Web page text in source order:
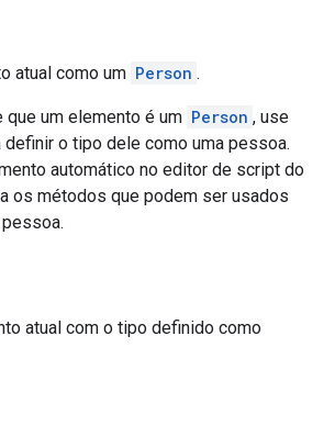
atual como um Person .
que um elemento é um Person , use
o tipo dele como uma pessoa.
automático no editor de script do
os métodos que podem ser usados
atual com o tipo definido como